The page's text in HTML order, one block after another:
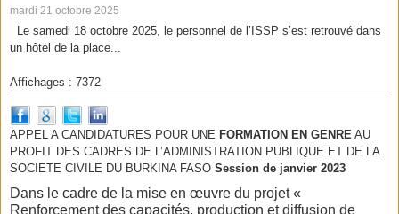
mardi 21 octobre 2025
Le samedi 18 octobre 2025, le personnel de l’ISSP s’est retrouvé dans
un hôtel de la place...
Affichages : 7372
APPEL A CANDIDATURES POUR UNE FORMATION EN GENRE AU
PROFIT DES CADRES DE L’ADMINISTRATION PUBLIQUE ET DE LA
SOCIETE CIVILE DU BURKINA FASO Session de janvier 2023
Dans le cadre de la mise en œuvre du projet «
Renforcement des capacités, production et diffusion de